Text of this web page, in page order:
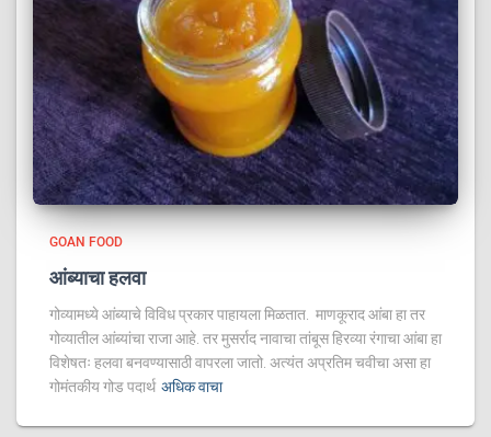
GOAN FOOD
आंब्याचा हलवा
गोव्यामध्ये आंब्याचे विविध प्रकार पाहायला मिळतात. माणकूराद आंबा हा तर
गोव्यातील आंब्यांचा राजा आहे. तर मुसर्राद नावाचा तांबूस हिरव्या रंगाचा आंबा हा
विशेषतः हलवा बनवण्यासाठी वापरला जातो. अत्यंत अप्रतिम चवीचा असा हा
गोमंतकीय गोड पदार्थ अधिक वाचा